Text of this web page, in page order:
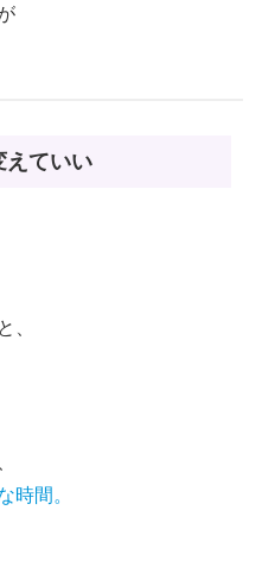
えていい
、
時間。